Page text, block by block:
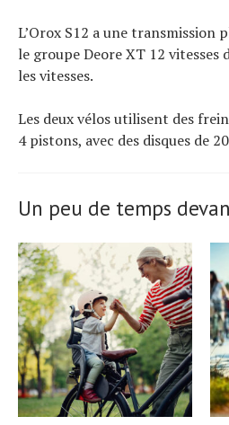
L’Orox S12 a une transmission
le groupe Deore XT 12 vitesses
les vitesses.
Les deux vélos utilisent des
4 pistons, avec des disques de
Un peu de temps